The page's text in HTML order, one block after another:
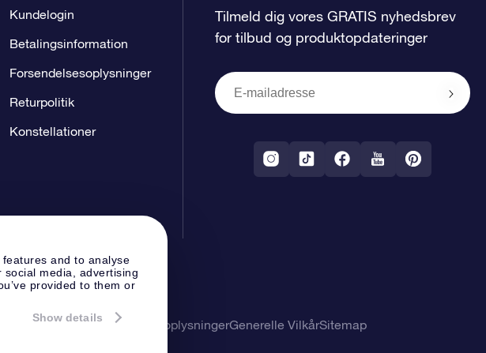
and to analyse
media, advertising
provided to them or
Show details
Kundelogin
Betalingsinformation
Forsendelsesoplysninger
Returpolitik
Konstellationer
Tilmeld dig vores GRATIS nyhedsbrev
for tilbud og produktopdateringer
Beskyttelse af personlige oplysningerGenerelle VilkårSitemap